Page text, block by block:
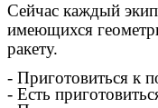
Сейчас каждый
имеющихся
ракету.
- Приготовиться к
- Есть